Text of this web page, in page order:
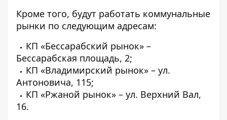
Кроме того, будут работать коммунальные
рынки по следующим адресам:
КП «Бессарабский рынок» –
Бессарабская площадь, 2;
КП «Владимирский рынок» – ул.
Антоновича, 115;
КП «Ржаной рынок» – ул. Верхний Вал,
16.